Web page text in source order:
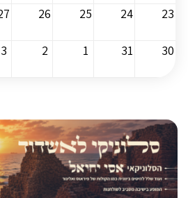
23
24
25
26
30
31
1
2
3